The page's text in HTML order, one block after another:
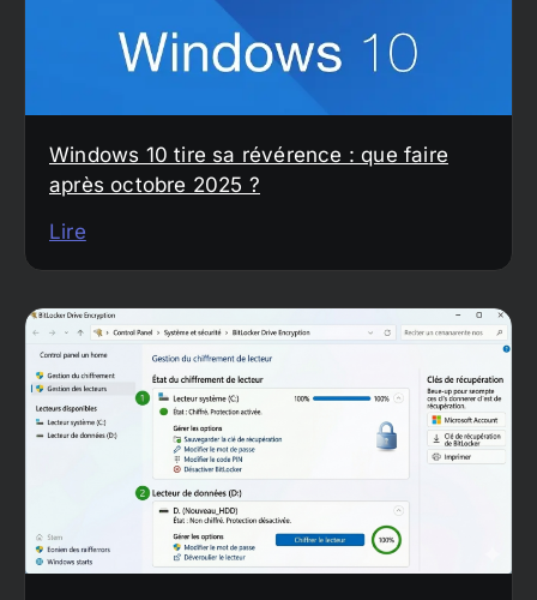
Windows 10 tire sa révérence : que faire
après octobre 2025 ?
Lire